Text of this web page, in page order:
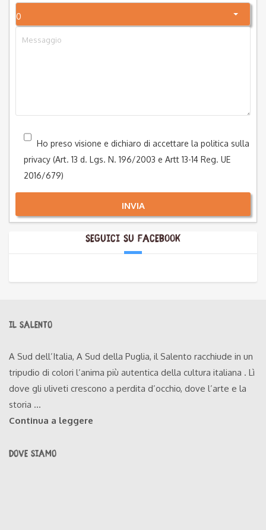
0
Ho preso visione e dichiaro di accettare la politica sulla
privacy (Art. 13 d. Lgs. N. 196/2003 e Artt 13-14 Reg. UE
2016/679)
INVIA
Alternative:
Seguici su Facebook
IL SALENTO
A Sud dell’Italia, A Sud della Puglia, il Salento racchiude in un
tripudio di colori l’anima più autentica della cultura italiana . Lì
dove gli uliveti crescono a perdita d’occhio, dove l’arte e la
storia ...
Continua a leggere
DOVE SIAMO